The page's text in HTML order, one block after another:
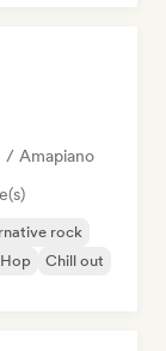
/ Amapiano
rock
Chill out